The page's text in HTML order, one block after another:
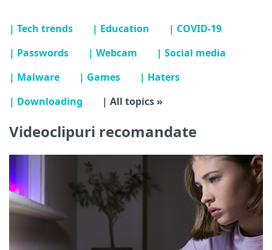
| Tech trends | Education
| COVID-19
| Passwords
| Webcam
| Social media
| Malware
| Games
| Haters
| Downloading
| All topics »
Videoclipuri recomandate